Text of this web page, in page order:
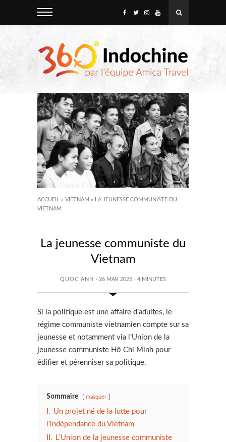
ACCUEIL » VIETNAM »
LA JEUNESSE COMMUNISTE DU
VIETNAM
La jeunesse communiste du
Vietnam
QUOC ANH · 26 MAR 2025 · 4 MINUTES
Si la politique est une affaire d’adultes, le
régime communiste vietnamien compte sur sa
jeunesse et notamment via l’Union de la
jeunesse communiste Hô Chi Minh pour
édifier et pérenniser sa politique.
Sommaire masquer
I. Un projet né de la lutte pour
l’indépendance du Vietnam
II.
L’Union de la jeunesse communiste